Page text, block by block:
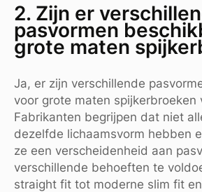
2. Zijn er
pasvormen
grote maten
Ja, er zijn verschillende
voor grote maten spijkerbroeken
Fabrikanten begrijpen dat niet
dezelfde lichaamsvorm hebben
ze een verscheidenheid aan
verschillende behoeften te
straight fit tot moderne slim fit